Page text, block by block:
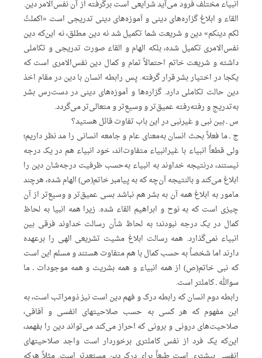
انبیاء مختلف فرود می‌آید شرایعی است برگرفته از آن نفس‌الامر دین.
القاء و ابلاغ گزاره‌های دینی و آموزه‌های دینی تدریجی است «اکملتُ
لکم دینکم» دین و شریعت شما تکمیل شد نه دین مطلق، نه این‌که دین
نفس‌الامری تکمیل شده، بلکه الهام و القاء صورت تدریجی و تکاملی
داشته و شریعت خاتم احتمالاً تمام و کمال دین نفس‌الامری است که
یکجا در اختیار بشر قرار گرفته. پس رابطه انسان با دین در مقام اخذ
دین حالت تکاملی دارد. گزاره‌ها و آموزه‌های دینی در دست‌رس بشر
به‌تدریج و رفته‌رفته عمیق‌تر و وسیع‌‌تر و متعالی‌تر می‌گردد.
س ـ بین نبی و غیرنبی در این باب تفاوت قائل هستید؟
ج ـ ما فعلاً بحث انسان به‌معنای عام و جامعه انسانی را مد نظر داریم؛
ولی قطعاً انبیاء با غیرانبیاء متفاوت‌اند، خود انبیاء هم در یک درجه
نیستند، درنتیجه خداوند به انبیاء به‌حسب ظرفیت درجه‌شان دین را
ابلاغ می‌کند و بالنتیجه آن‌‌چه که به پیامبر خاتم(ص) الهام شده، هرچند
مامور به ابلاغ همه آن به بشر هم نباشد بسی عمیق‌تر و وسیع‌تر از آن
چیزی است که به نوح و ابراهیم القاء شده. زیرا همه انبیا به لحاظ
کمال در یک درجه نبودند؛ به لحاظ شأن رسالت خداوند فرقی بین
انبیاء نمی‌گذارد. همه رسالت ابلاغ مشیت تشریعی الهی را برعهده
دارند اما شخصاً به حسب کمال با هم متفاوت هستند و مسلم این است
که نبی خاتم(ص) از همه‌ انبیاء و همه بشریت و همه موجودات ـ ما
سو‌الله ـ‌ کاملتر است.
رابطه دوم انسان که رابطه درک و فهم دین است نیز ذومراتب است، به
این مفهوم که هر کسی به حسب صلاحیتهای انفسی و آفاقی،
صلاحیت‌های درونی و برونی که احراز می‌کند می‌تواند دین را بفهمد،
این‌که یک فرد از نفس کاملتری برخوردار است واجد صلاحیتهای